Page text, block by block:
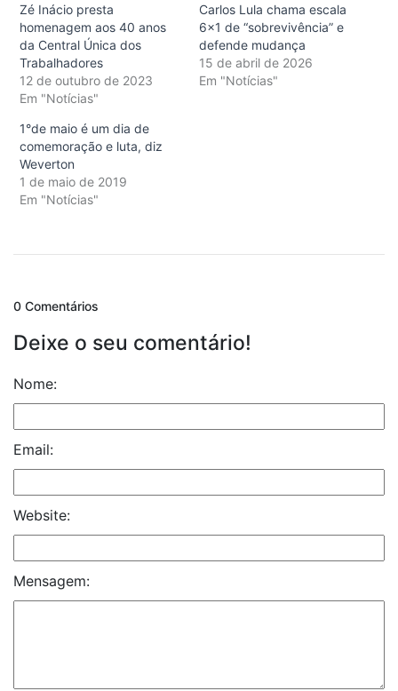
Zé Inácio presta
homenagem aos 40 anos
da Central Única dos
Trabalhadores
12 de outubro de 2023
Em "Notícias"
Carlos Lula chama escala
6×1 de “sobrevivência” e
defende mudança
15 de abril de 2026
Em "Notícias"
1°de maio é um dia de
comemoração e luta, diz
Weverton
1 de maio de 2019
Em "Notícias"
0 Comentários
Deixe o seu comentário!
Nome:
Email:
Website:
Mensagem: